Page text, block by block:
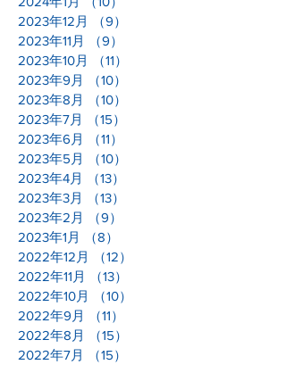
2024年2月
（7）
2024年1月 （10）
2023年12月
（9）
2023年11月
（9）
2023年10月
（11）
2023年9月
（10）
2023年8月
（10）
2023年7月
（15）
2023年6月
（11）
2023年5月
（10）
2023年4月
（13）
2023年3月
（13）
2023年2月
（9）
2023年1月 （8）8件の記事
2022年12月
（12）
2022年11月
（13）
2022年10月
（10）
2022年9月
（11）
2022年8月
（15）